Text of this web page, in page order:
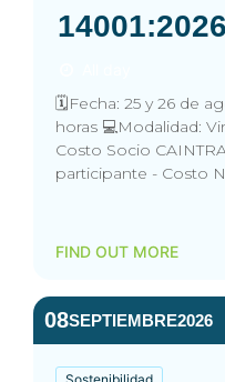
14001:2026
🗓️Fecha: 25 y 26 de
horas 💻Modalidad:
Costo Socio
participante - Costo
FIND OUT MORE
08SEPTIEMBRE2026